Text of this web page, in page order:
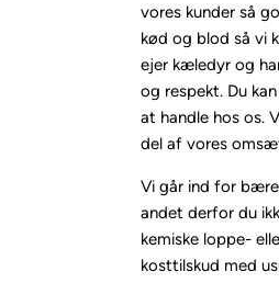
vores kunder så
kød og blod så vi
ejer kæledyr og
og respekt. Du
at handle hos os.
del af vores
Vi går ind for
andet derfor du
kemiske loppe-
kosttilskud med